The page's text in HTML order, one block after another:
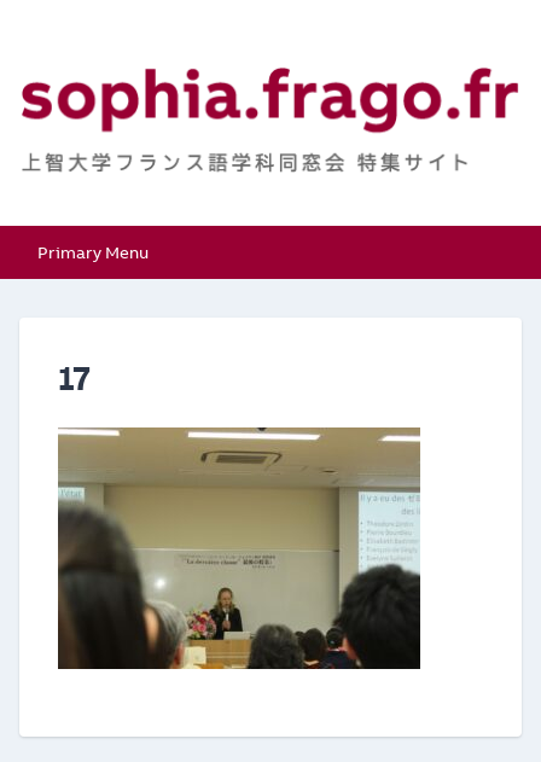
上智大学フランス語学
科同窓会
Primary Menu
17